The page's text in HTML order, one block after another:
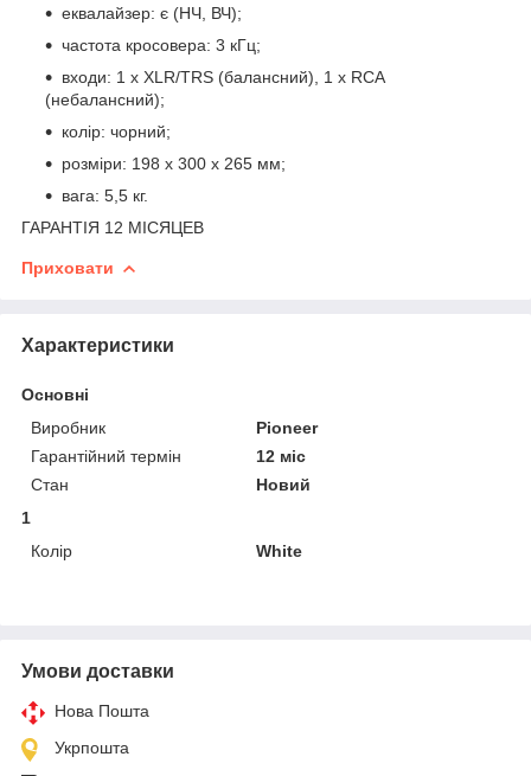
еквалайзер: є (НЧ, ВЧ);
частота кросовера: 3 кГц;
входи: 1 x XLR/TRS (балансний), 1 x RCA
(небалансний);
колір: чорний;
розміри: 198 x 300 x 265 мм;
вага: 5,5 кг.
ГАРАНТІЯ 12 МІСЯЦЕВ
Приховати
Характеристики
Основні
Виробник
Pioneer
Гарантійний термін
12 міс
Стан
Новий
1
Колір
White
Умови доставки
Нова Пошта
Укрпошта